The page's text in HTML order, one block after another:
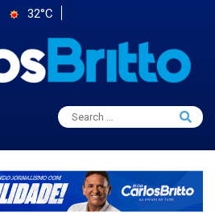
32°C
Search
for:
Search